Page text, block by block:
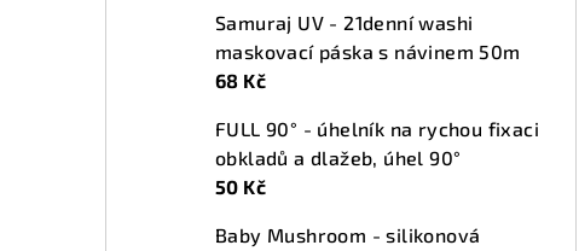
Samuraj UV - 21denní washi
maskovací páska s návinem 50m
68 Kč
FULL 90° - úhelník na rychou fixaci
obkladů a dlažeb, úhel 90°
50 Kč
Baby Mushroom - silikonová